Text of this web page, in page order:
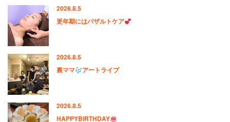
2026.8.5
更年期にはバザルトケア
2026.8.5
裏ママ
アートライブ
2026.8.5
HAPPYBIRTHDAY